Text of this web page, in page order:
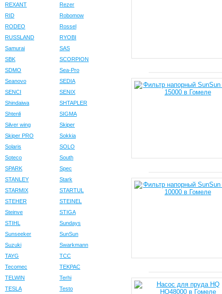
REXANT
Rezer
RID
Robomow
RODEO
Rossel
RUSSLAND
RYOBI
Samurai
SAS
SBK
SCORPION
SDMO
Sea-Pro
Seanovo
SEDIA
SENCI
SENIX
Shindaiwa
SHTAPLER
Shtenli
SIGMA
Silver wing
Skiper
Skiper PRO
Sokkia
Solaris
SOLO
Soteco
South
SPARK
Spec
STANLEY
Stark
STARMIX
STARTUL
STEHER
STEINEL
Steinve
STIGA
STIHL
Sundays
Sunseeker
SunSun
Suzuki
Swarkmann
TAYG
TCC
Tecomec
TEKPAC
TELWIN
Terhi
TESLA
Testo